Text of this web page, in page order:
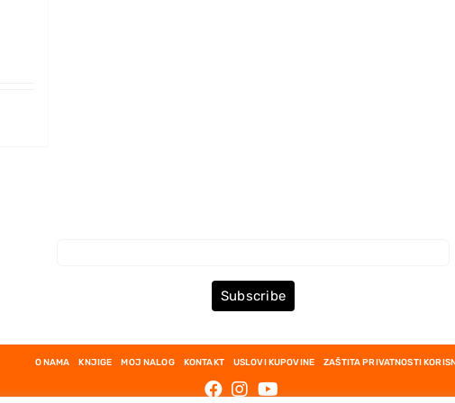
Subscribe
O NAMA KNJIGE MOJ NALOG KONTAKT USLOVI KUPOVINE ZAŠTITA PRIVATNOSTI